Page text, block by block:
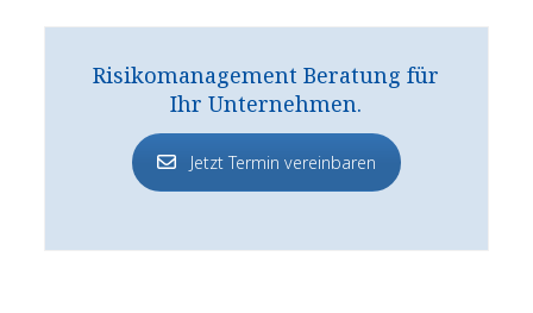
Risikomanagement Beratung für
Ihr Unternehmen.
Jetzt Termin vereinbaren